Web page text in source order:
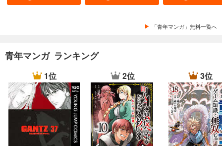
74円 (税込)
試し読み
あらすじを表示する
【分冊版】竜馬がゆく(38)
74円 (税込)
カート
「青年マンガ」無料一覧へ
青年マンガ ランキング
1位 2位 3位